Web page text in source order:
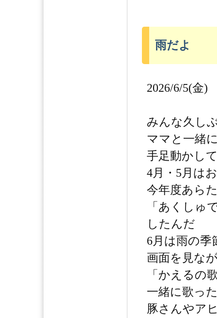
雨だよ
2026/6/5(金)
みんな久し
ママと一緒
手足動かし
4月・5月は
今年度あら
「あくしゅ
したんだ
6月は雨の季
画面を見な
「かえるの
一緒に歌っ
豚さんやア